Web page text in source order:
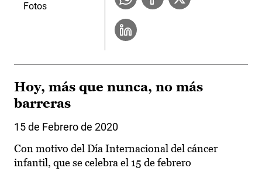
Fotos
Hoy, más que nunca, no más
barreras
15 de Febrero de 2020
Con motivo del Día Internacional del cáncer
infantil, que se celebra el 15 de febrero